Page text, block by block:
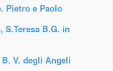
Pietro e Paolo
S.Teresa B.G. in
V. degli Angeli